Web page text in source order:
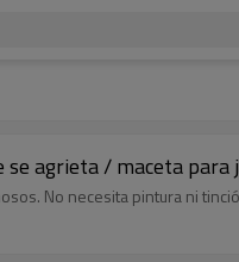
se agrieta / maceta para
No necesita pintura ni